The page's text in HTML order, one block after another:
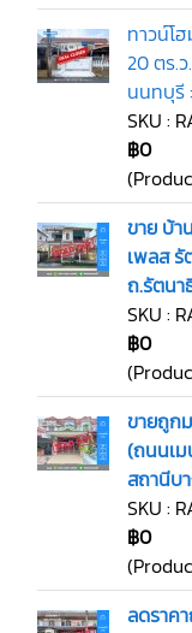
ทาวน์โ
20 ตร.
นนทบุรี
SKU :
฿0
ขาย บ้า
เพลส รั
ถ.รัตนา
SKU :
฿0
ขายถูก
(ถนนเ
สถานีบ
SKU :
฿0
ลดราค